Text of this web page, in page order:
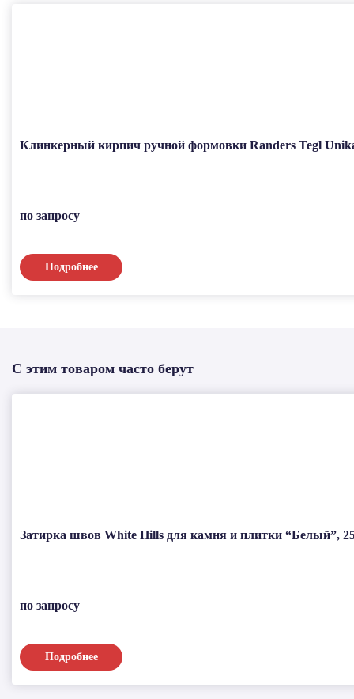
Клинкерный кирпич ручной формовки Randers Tegl
по запросу
Подробнее
С этим товаром часто берут
Затирка швов White Hills для камня и плитки “Белый”,
по запросу
Подробнее